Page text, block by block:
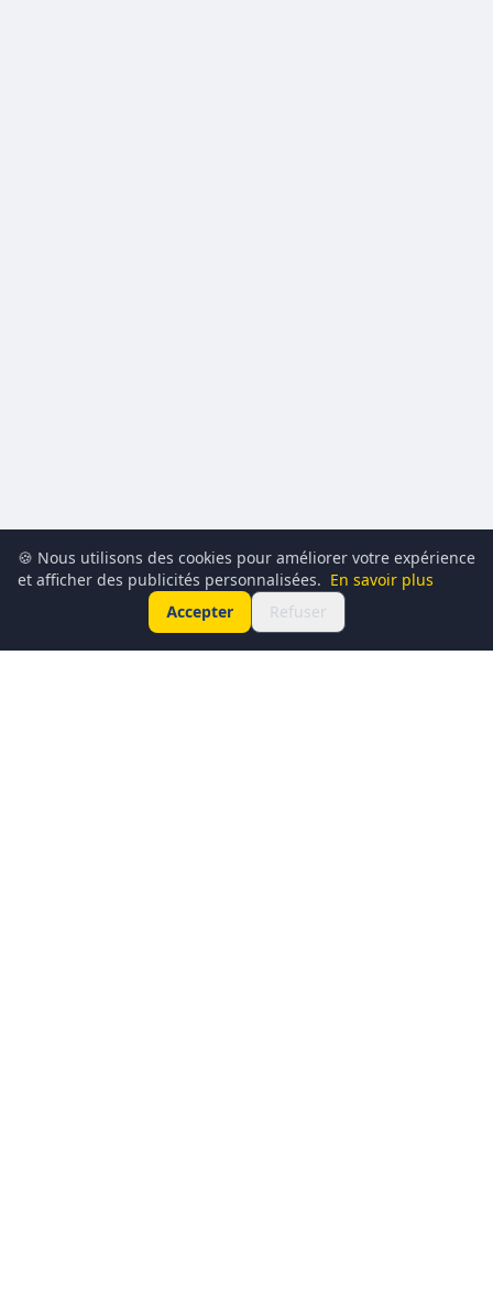
🍪 Nous utilisons des cookies pour améliorer votre expérience
et afficher des publicités personnalisées. En savoir plus
Accepter
Refuser